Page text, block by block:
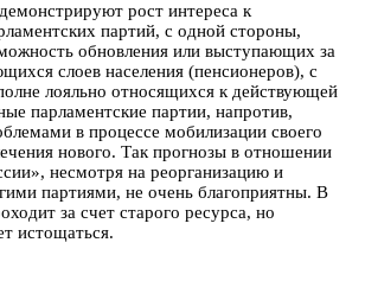
рост интереса к
партий, с одной стороны,
обновления или выступающих за
слоев населения (пенсионеров), с
лояльно относящихся к действующей
парламентские партии, напротив,
в процессе мобилизации своего
нового. Так прогнозы в отношении
несмотря на реорганизацию и
партиями, не очень благоприятны. В
за счет старого ресурса, но
истощаться.